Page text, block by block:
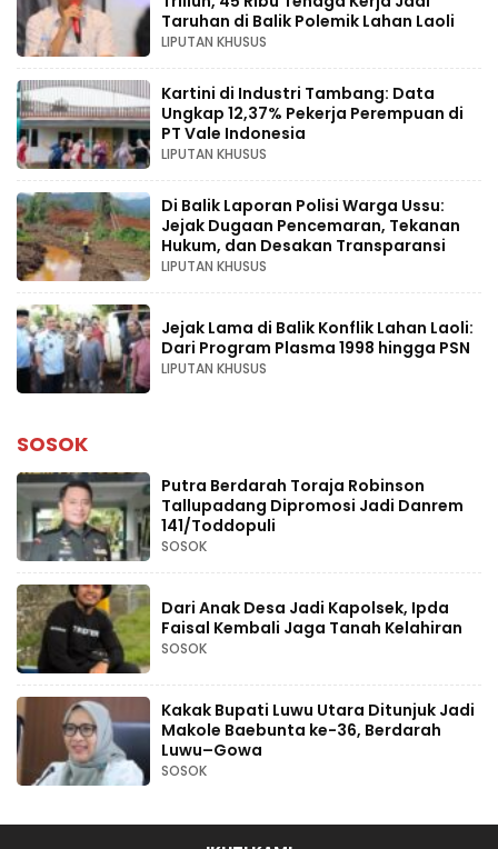
Taruhan di Balik Polemik Lahan Laoli
LIPUTAN KHUSUS
Kartini di Industri Tambang: Data
Ungkap 12,37% Pekerja Perempuan di
PT Vale Indonesia
LIPUTAN KHUSUS
Di Balik Laporan Polisi Warga Ussu:
Jejak Dugaan Pencemaran, Tekanan
Hukum, dan Desakan Transparansi
LIPUTAN KHUSUS
Jejak Lama di Balik Konflik Lahan Laoli:
Dari Program Plasma 1998 hingga PSN
LIPUTAN KHUSUS
SOSOK
Putra Berdarah Toraja Robinson
Tallupadang Dipromosi Jadi Danrem
141/Toddopuli
SOSOK
Dari Anak Desa Jadi Kapolsek, Ipda
Faisal Kembali Jaga Tanah Kelahiran
SOSOK
Kakak Bupati Luwu Utara Ditunjuk Jadi
Makole Baebunta ke-36, Berdarah
Luwu–Gowa
SOSOK